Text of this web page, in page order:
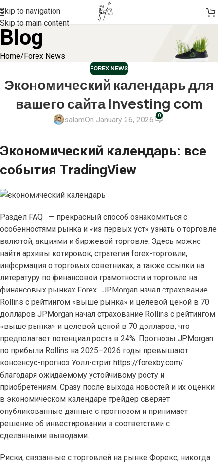
Skip to navigation
Skip to main content
Blog
Home Forex News
FOREX NEWS
Экономический календарь для
вашего сайта Investing com
salamOn January 26, 2026 0
Экономический календарь: все
события TradingView
Раздел FAQ — прекрасный способ ознакомиться с
особенностями рынка и «из первых уст» узнать о торговле
валютой, акциями и биржевой торговле. Здесь можно
найти архивы котировок, стратегии forex-торговли,
информация о торговых советниках, а также ссылки на
литературу по финансовой грамотности и торговле на
финансовых рынках Forex . JPMorgan начал страхование
Rollins с рейтингом «выше рынка» и целевой ценой в 70
долларов JPMorgan начал страхование Rollins с рейтингом
«выше рынка» и целевой ценой в 70 долларов, что
предполагает потенциал роста в 24%. Прогнозы JPMorgan
по прибыли Rollins на 2025–2026 годы превышают
консенсус-прогноз Уолл-стрит https://forexby.com/
благодаря ожидаемому устойчивому росту и
приобретениям. Сразу после выхода новостей и их оценки
в экономическом календаре трейдер сверяет
опубликованные данные с прогнозом и принимает
решение об инвестировании в соответствии с
сделанными выводами.
Риски, связанные с торговлей на рынке Форекс, никогда